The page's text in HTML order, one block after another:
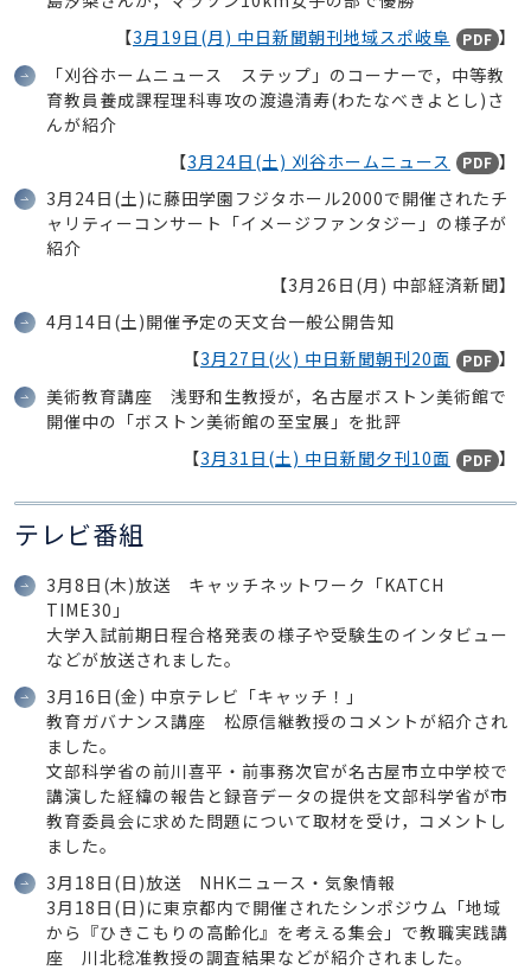
【3月19日(月) 中日新聞朝刊地域スポ岐阜 PDF 】
「刈谷ホームニュース ステップ」のコーナーで，中等教
育教員養成課程理科専攻の渡邉清寿(わたなべきよとし)さ
んが紹介
【3月24日(土) 刈谷ホームニュース PDF 】
3月24日(土)に藤田学園フジタホール2000で開催されたチ
ャリティーコンサート「イメージファンタジー」の様子が
紹介
【3月26日(月) 中部経済新聞】
4月14日(土)開催予定の天文台一般公開告知
【3月27日(火) 中日新聞朝刊20面 PDF 】
美術教育講座 浅野和生教授が，名古屋ボストン美術館で
開催中の「ボストン美術館の至宝展」を批評
【3月31日(土) 中日新聞夕刊10面 PDF 】
テレビ番組
3月8日(木)放送 キャッチネットワーク「KATCH
TIME30」
大学入試前期日程合格発表の様子や受験生のインタビュー
などが放送されました。
3月16日(金) 中京テレビ「キャッチ！」
教育ガバナンス講座 松原信継教授のコメントが紹介され
ました。
文部科学省の前川喜平・前事務次官が名古屋市立中学校で
講演した経緯の報告と録音データの提供を文部科学省が市
教育委員会に求めた問題について取材を受け，コメントし
ました。
3月18日(日)放送 NHKニュース・気象情報
3月18日(日)に東京都内で開催されたシンポジウム「地域
から『ひきこもりの高齢化』を考える集会」で教職実践講
座 川北稔准教授の調査結果などが紹介されました。